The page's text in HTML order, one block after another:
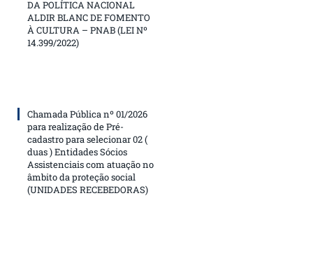
DA POLÍTICA NACIONAL
ALDIR BLANC DE FOMENTO
À CULTURA – PNAB (LEI Nº
14.399/2022)
Chamada Pública nº 01/2026
para realização de Pré-
cadastro para selecionar 02 (
duas ) Entidades Sócios
Assistenciais com atuação no
âmbito da proteção social
(UNIDADES RECEBEDORAS)